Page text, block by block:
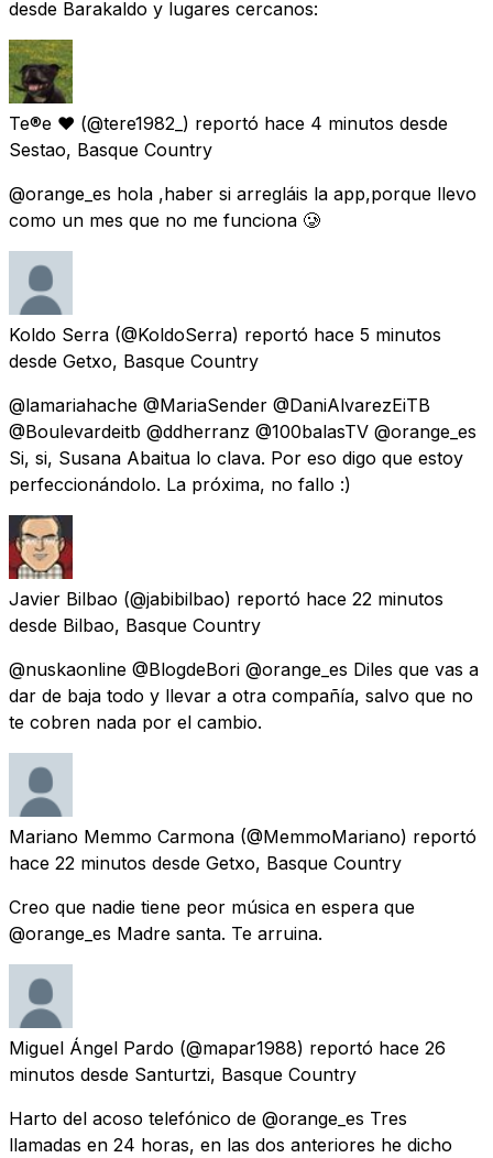
desde Barakaldo y lugares cercanos:
Te®e ❤️ (@tere1982_) reportó hace 4 minutos desde
Sestao, Basque Country
@orange_es hola ,haber si arregláis la app,porque llevo
como un mes que no me funciona 🥲
Koldo Serra (@KoldoSerra) reportó hace 5 minutos
desde Getxo, Basque Country
@lamariahache @MariaSender @DaniAlvarezEiTB
@Boulevardeitb @ddherranz @100balasTV @orange_es
Si, si, Susana Abaitua lo clava. Por eso digo que estoy
perfeccionándolo. La próxima, no fallo :)
Javier Bilbao (@jabibilbao) reportó hace 22 minutos
desde Bilbao, Basque Country
@nuskaonline @BlogdeBori @orange_es Diles que vas a
dar de baja todo y llevar a otra compañía, salvo que no
te cobren nada por el cambio.
Mariano Memmo Carmona (@MemmoMariano) reportó
hace 22 minutos desde Getxo, Basque Country
Creo que nadie tiene peor música en espera que
@orange_es Madre santa. Te arruina.
Miguel Ángel Pardo (@mapar1988) reportó hace 26
minutos desde Santurtzi, Basque Country
Harto del acoso telefónico de @orange_es Tres
llamadas en 24 horas, en las dos anteriores he dicho